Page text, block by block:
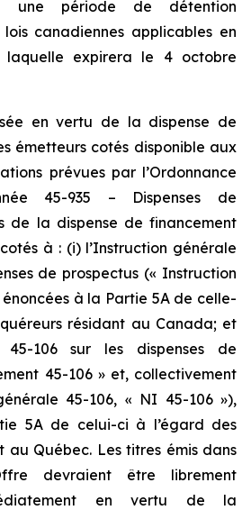
une période de détention
canadiennes applicables en
laquelle expirera le 4 octobre
en vertu de la dispense de
émetteurs cotés disponible aux
prévues par l’Ordonnance
45-935 – Dispenses de
de la dispense de financement
à : (i) l’Instruction générale
de prospectus (« Instruction
à la Partie 5A de celle-
résidant au Canada; et
106 sur les dispenses de
45-106 » et, collectivement
45-106, « NI 45-106 »),
5A de celui-ci à l’égard des
au Québec. Les titres émis dans
devraient être librement
en vertu de la